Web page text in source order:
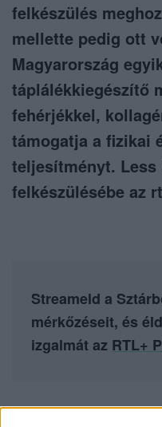
felkészülés
mellette pedig ott
Magyarország
táplálékkiegészítő
fehérjékkel,
támogatja a fizikai
teljesítményt. Less
felkészülésébe az
Streameld a
mérkőzéseit, és
izgalmát az RTL+